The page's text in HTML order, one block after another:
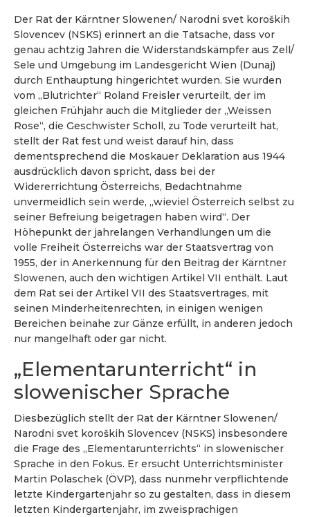
Der Rat der Kärntner Slowenen/ Narodni svet koroških
Slovencev (NSKS) erinnert an die Tatsache, dass vor
genau achtzig Jahren die Widerstandskämpfer aus Zell/
Sele und Umgebung im Landesgericht Wien (Dunaj)
durch Enthauptung hingerichtet wurden. Sie wurden
vom „Blutrichter“ Roland Freisler verurteilt, der im
gleichen Frühjahr auch die Mitglieder der „Weissen
Rose“, die Geschwister Scholl, zu Tode verurteilt hat,
stellt der Rat fest und weist darauf hin, dass
dementsprechend die Moskauer Deklaration aus 1944
ausdrücklich davon spricht, dass bei der
Widererrichtung Österreichs, Bedachtnahme
unvermeidlich sein werde, „wieviel Österreich selbst zu
seiner Befreiung beigetragen haben wird“. Der
Höhepunkt der jahrelangen Verhandlungen um die
volle Freiheit Österreichs war der Staatsvertrag von
1955, der in Anerkennung für den Beitrag der Kärntner
Slowenen, auch den wichtigen Artikel VII enthält. Laut
dem Rat sei der Artikel VII des Staatsvertrages, mit
seinen Minderheitenrechten, in einigen wenigen
Bereichen beinahe zur Gänze erfüllt, in anderen jedoch
nur mangelhaft oder gar nicht.
„Elementarunterricht“ in
slowenischer Sprache
Diesbezüglich stellt der Rat der Kärntner Slowenen/
Narodni svet koroških Slovencev (NSKS) insbesondere
die Frage des „Elementarunterrichts“ in slowenischer
Sprache in den Fokus. Er ersucht Unterrichtsminister
Martin Polaschek (ÖVP), dass nunmehr verpflichtende
letzte Kindergartenjahr so zu gestalten, dass in diesem
letzten Kindergartenjahr, im zweisprachigen